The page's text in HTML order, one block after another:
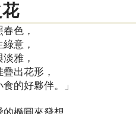
色，
意，
雅，
出花形，
的好夥伴。」